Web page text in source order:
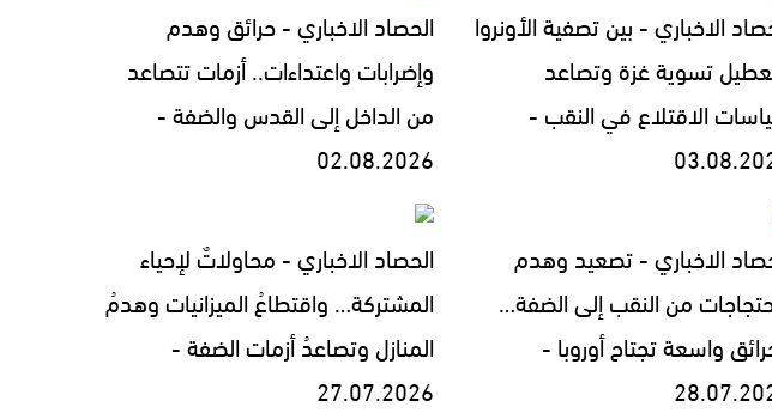
الاخباري - بين تصفية الأونروا
تسوية غزة وتصاعد
الاقتلاع في النقب -
الحصاد الاخباري - حرائق وهدم
وإضرابات واعتداءات.. أزمات تتصاعد
من الداخل إلى القدس والضفة -
02.08.2026
الاخباري - تصعيد وهدم
من النقب إلى الضفة…
واسعة تجتاح أوروبا -
الحصاد الاخباري - محاولاتٌ لإحياء
المشتركة… واقتطاعُ الميزانيات وهدمُ
المنازل وتصاعدُ أزمات الضفة -
27.07.2026